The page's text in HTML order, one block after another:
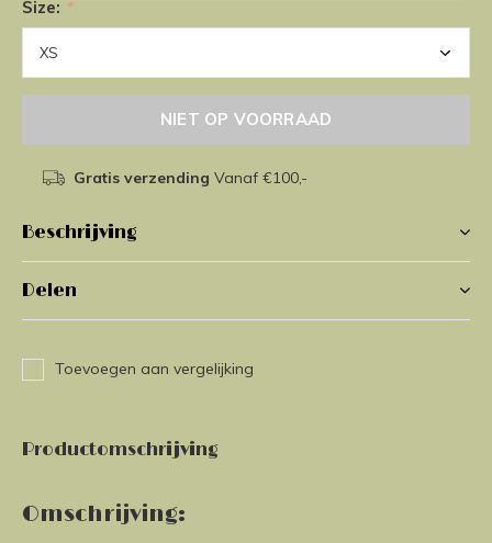
Size: *
NIET OP VOORRAAD
Gratis verzending Vanaf €100,-
Beschrijving
Delen
Toevoegen aan vergelijking
Productomschrijving
Omschrijving: